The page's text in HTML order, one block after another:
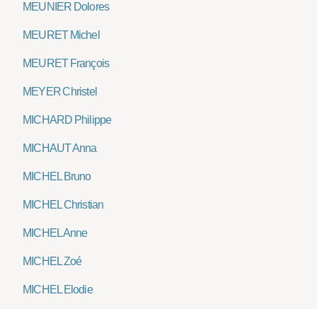
MEUNIER Dolores
MEURET Michel
MEURET François
MEYER Christel
MICHARD Philippe
MICHAUT Anna
MICHEL Bruno
MICHEL Christian
MICHEL Anne
MICHEL Zoé
MICHEL Elodie